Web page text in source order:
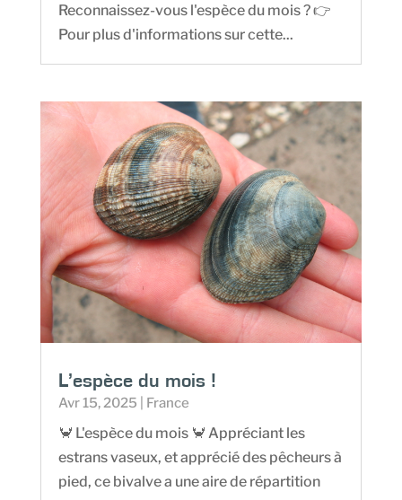
Reconnaissez-vous l'espèce du mois ? 👉
Pour plus d'informations sur cette...
L’espèce du mois !
Avr 15, 2025 France
🦀 L'espèce du mois 🦀 Appréciant les
estrans vaseux, et apprécié des pêcheurs à
pied, ce bivalve a une aire de répartition